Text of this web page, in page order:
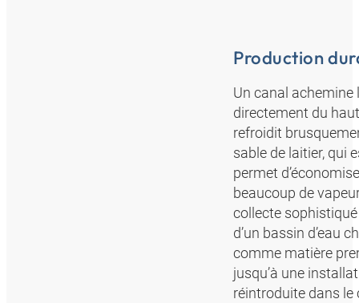
Production
Un canal achemine
directement du
refroidit
sable de laitier, qui
permet
beaucoup de
collecte
d’un bassin d’eau
comme matière
jusqu’à une
réintroduite dans le